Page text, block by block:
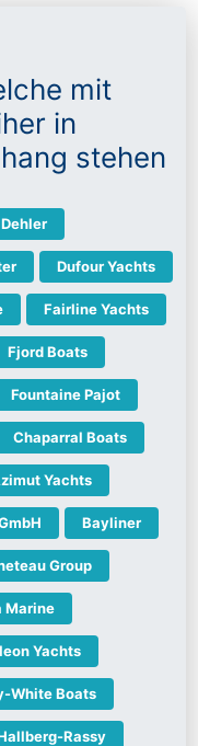
mit
in
stehen
Dehler
Dufour Yachts
Fairline Yachts
Fjord Boats
Fountaine Pajot
Chaparral Boats
Yachts
Bayliner
Group
Marine
Yachts
White Boats
Rassy